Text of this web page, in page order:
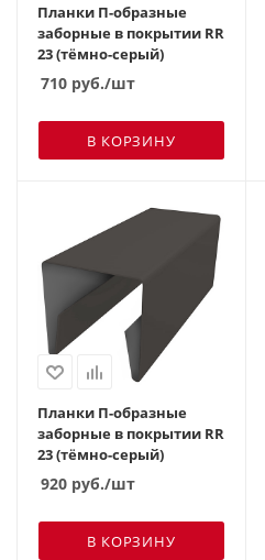
Планки П-образные
заборные в покрытии RR
23 (тёмно-серый)
710 руб./шт
В КОРЗИНУ
Планки П-образные
заборные в покрытии RR
23 (тёмно-серый)
920 руб./шт
В КОРЗИНУ